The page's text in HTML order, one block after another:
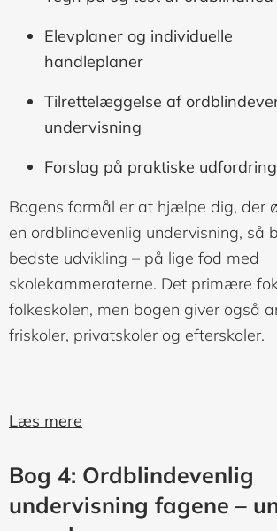
Elevplaner og individuelle
handleplaner
Tilrettelæggelse af
undervisning
Forslag på praktiske
Bogens formål er at hjælpe dig, der
en ordblindevenlig undervisning, så
bedste udvikling – på lige fod med
skolekammeraterne. Det primære
folkeskolen, men bogen giver også
friskoler, privatskoler og efterskoler.
Læs mere
Bog 4: Ordblindevenlig
undervisning fagene –